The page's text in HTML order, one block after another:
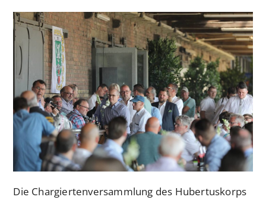
Die Chargiertenversammlung des Hubertuskorps